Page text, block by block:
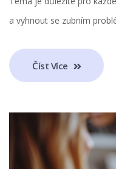
a vyhnout se zubním
Číst Více